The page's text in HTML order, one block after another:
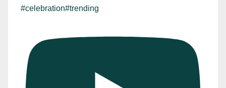
#celebration#trending